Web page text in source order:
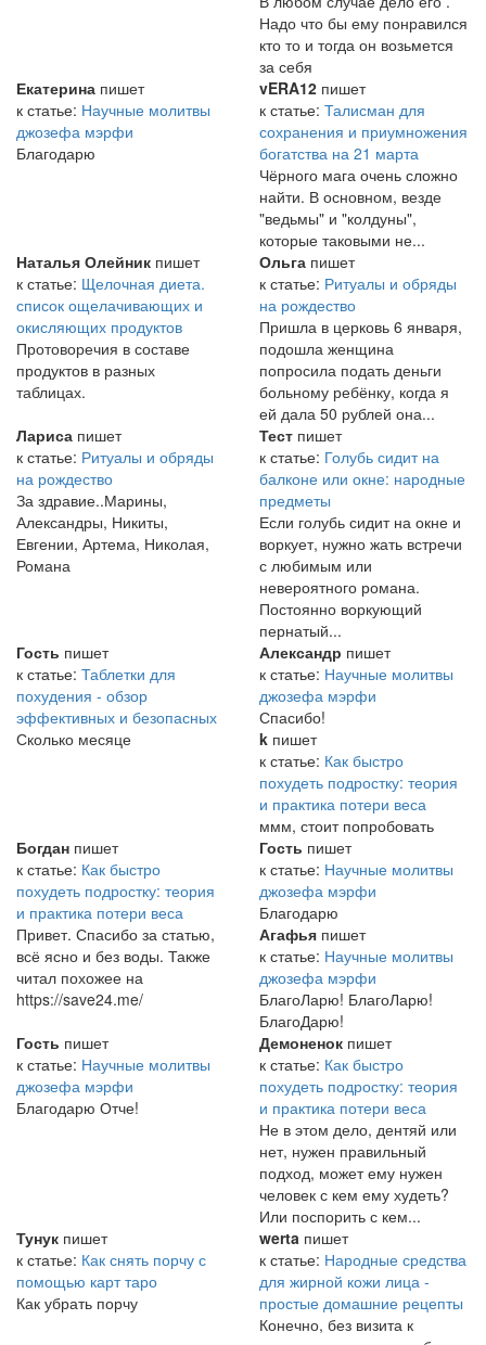
Надо что бы ему понравился
кто то и тогда он возьмется
за себя
Екатерина пишет
к статье: Научные молитвы
джозефа мэрфи
Благодарю
vERA12 пишет
к статье: Талисман для
сохранения и приумножения
богатства на 21 марта
Чёрного мага очень сложно
найти. В основном, везде
"ведьмы" и "колдуны",
которые таковыми не...
Наталья Олейник пишет
к статье: Щелочная диета.
список ощелачивающих и
окисляющих продуктов
Протоворечия в составе
продуктов в разных
таблицах.
Ольга пишет
к статье: Ритуалы и обряды
на рождество
Пришла в церковь 6 января,
подошла женщина
попросила подать деньги
больному ребёнку, когда я
ей дала 50 рублей она...
Лариса пишет
к статье: Ритуалы и обряды
на рождество
За здравие..Марины,
Александры, Никиты,
Евгении, Артема, Николая,
Романа
Тест пишет
к статье: Голубь сидит на
балконе или окне: народные
предметы
Если голубь сидит на окне и
воркует, нужно жать встречи
с любимым или
невероятного романа.
Постоянно воркующий
пернатый...
Гость пишет
к статье: Таблетки для
похудения - обзор
эффективных и безопасных
Сколько месяце
Александр пишет
к статье: Научные молитвы
джозефа мэрфи
Спасибо!
k пишет
к статье: Как быстро
похудеть подростку: теория
и практика потери веса
ммм, стоит попробовать
Богдан пишет
к статье: Как быстро
похудеть подростку: теория
и практика потери веса
Привет. Спасибо за статью,
всё ясно и без воды. Также
читал похожее на
https://save24.me/
Гость пишет
к статье: Научные молитвы
джозефа мэрфи
Благодарю
Агафья пишет
к статье: Научные молитвы
джозефа мэрфи
БлагоЛарю! БлагоЛарю!
БлагоДарю!
Гость пишет
к статье: Научные молитвы
джозефа мэрфи
Благодарю Отче!
Демоненок пишет
к статье: Как быстро
похудеть подростку: теория
и практика потери веса
Не в этом дело, дентяй или
нет, нужен правильный
подход, может ему нужен
человек с кем ему худеть?
Или поспорить с кем...
Тунук пишет
к статье: Как снять порчу с
помощью карт таро
Как убрать порчу
werta пишет
к статье: Народные средства
для жирной кожи лица -
простые домашние рецепты
Конечно, без визита к